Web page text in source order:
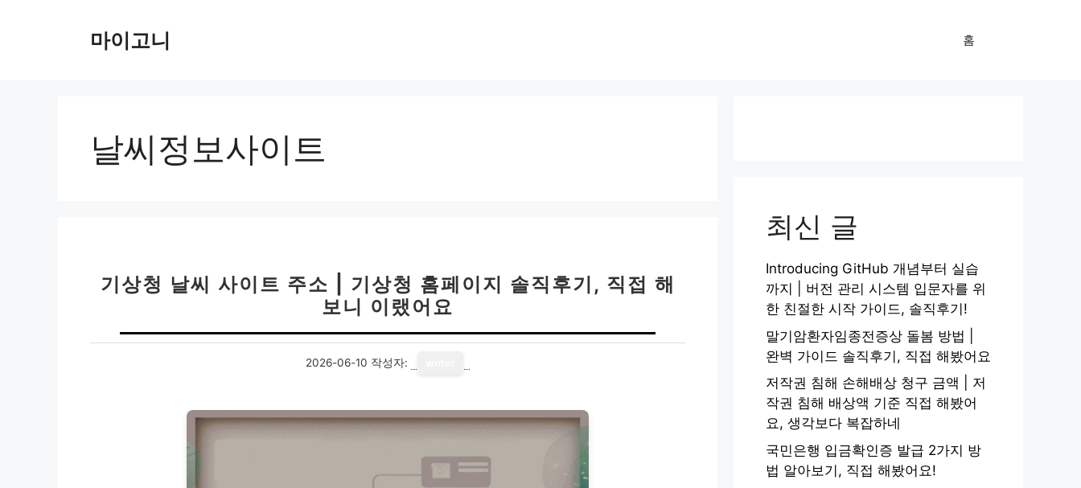
마이고니 홈
날씨정보사이트
기상청 날씨 사이트 주소 | 기상청 홈페이지 솔직후기, 직접 해
보니 이랬어요
2026-06-10 작성자:
최신 글
Introducing GitHub 개념부터 실습
까지 | 버전 관리 시스템 입문자를 위
한 친절한 시작 가이드, 솔직후기!
말기암환자임종전증상 돌봄 방법 |
완벽 가이드 솔직후기, 직접 해봤어요
저작권 침해 손해배상 청구 금액 | 저
작권 침해 배상액 기준 직접 해봤어
요, 생각보다 복잡하네
국민은행 입금확인증 발급 2가지 방
법 알아보기, 직접 해봤어요!